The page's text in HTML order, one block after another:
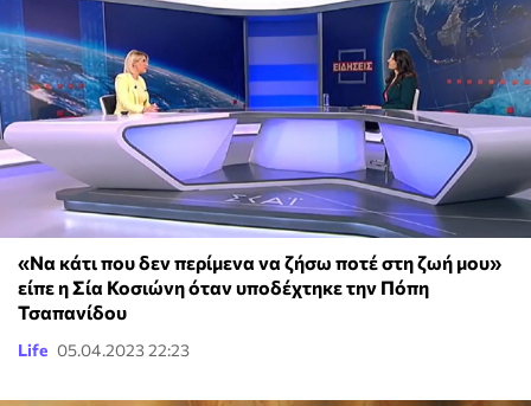
«Να κάτι που δεν περίμενα να ζήσω ποτέ στη ζωή μου»
είπε η Σία Κοσιώνη όταν υποδέχτηκε την Πόπη
Τσαπανίδου
Life 05.04.2023 22:23